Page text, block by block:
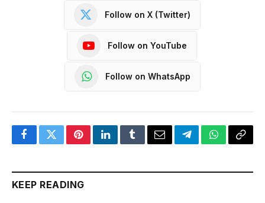
Follow on X (Twitter)
Follow on YouTube
Follow on WhatsApp
FacebookTwitterPinterestLinkedInTumblrEmailTelegramWhatsApp
Copy
KEEP READING